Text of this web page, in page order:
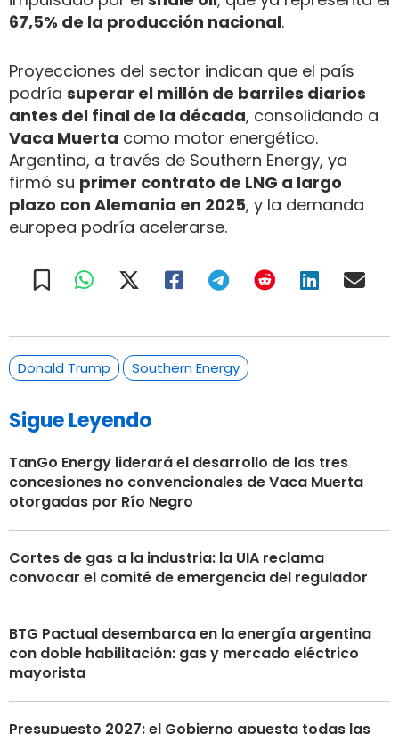
67,5% de la producción nacional.
Proyecciones del sector indican que el país
podría superar el millón de barriles diarios
antes del final de la década, consolidando a
Vaca Muerta como motor energético.
Argentina, a través de Southern Energy, ya
firmó su primer contrato de LNG a largo
plazo con Alemania en 2025, y la demanda
europea podría acelerarse.
Donald Trump Southern Energy
Sigue Leyendo
TanGo Energy liderará el desarrollo de las tres
concesiones no convencionales de Vaca Muerta
otorgadas por Río Negro
Cortes de gas a la industria: la UIA reclama
convocar el comité de emergencia del regulador
BTG Pactual desembarca en la energía argentina
con doble habilitación: gas y mercado eléctrico
mayorista
Presupuesto 2027: el Gobierno apuesta todas las